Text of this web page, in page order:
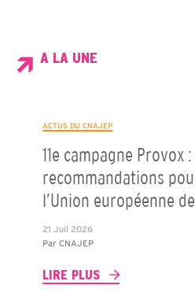
A LA UNE
ACTUS DU CNAJEP
11e campagne Provox
recommandations
l’Union européenne
21 Juil 2026
Par CNAJEP
LIRE PLUS